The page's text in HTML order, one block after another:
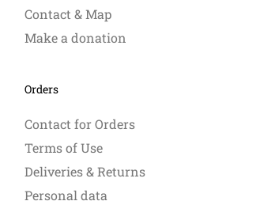
Contact & Map
Make a donation
Orders
Contact for Orders
Terms of Use
Deliveries & Returns
Personal data